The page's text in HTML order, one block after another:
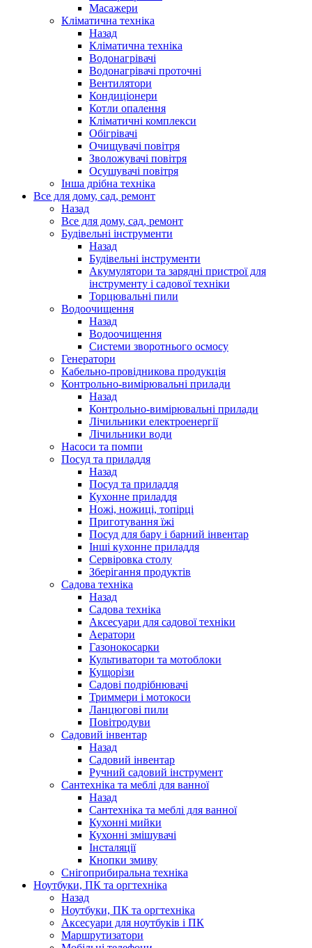
Масажери
Кліматична техніка
Назад
Кліматична техніка
Водонагрівачі
Водонагрівачі проточні
Вентилятори
Кондиціонери
Котли опалення
Кліматичні комплекси
Обігрівачі
Очищувачі повітря
Зволожувачі повітря
Осушувачі повітря
Інша дрібна техніка
Все для дому, сад, ремонт
Назад
Все для дому, сад, ремонт
Будівельні інструменти
Назад
Будівельні інструменти
Акумулятори та зарядні пристрої для
інструменту і садової техніки
Торцювальні пили
Водоочищення
Назад
Водоочищення
Системи зворотнього осмосу
Генератори
Кабельно-провідникова продукція
Контрольно-вимірювальні прилади
Назад
Контрольно-вимірювальні прилади
Лічильники електроенергії
Лічильники води
Насоси та помпи
Посуд та приладдя
Назад
Посуд та приладдя
Кухонне приладдя
Ножі, ножиці, топірці
Приготування їжі
Посуд для бару і барний інвентар
Інші кухонне приладдя
Сервіровка столу
Зберігання продуктів
Садова техніка
Назад
Садова техніка
Аксесуари для садової техніки
Аератори
Газонокосарки
Культиватори та мотоблоки
Кущорізи
Садові подрібнювачі
Триммери і мотокоси
Ланцюгові пили
Повітродуви
Садовий інвентар
Назад
Садовий інвентар
Ручний садовий інструмент
Сантехніка та меблі для ванної
Назад
Сантехніка та меблі для ванної
Кухонні мийки
Кухонні змішувачі
Інсталяції
Кнопки змиву
Снігоприбиральна техніка
Ноутбуки, ПК та оргтехніка
Назад
Ноутбуки, ПК та оргтехніка
Аксесуари для ноутбуків і ПК
Маршрутизатори